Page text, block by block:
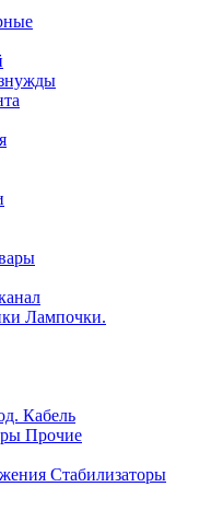
Лампочки.
Кабель
Прочие
Стабилизаторы